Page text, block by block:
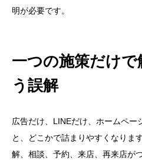
明が必要です。
一つの施策だけ
う誤解
広告だけ、LINEだけ、ホームペー
と、どこかで詰まりやすくなりま
解、相談、予約、来店、再来店が